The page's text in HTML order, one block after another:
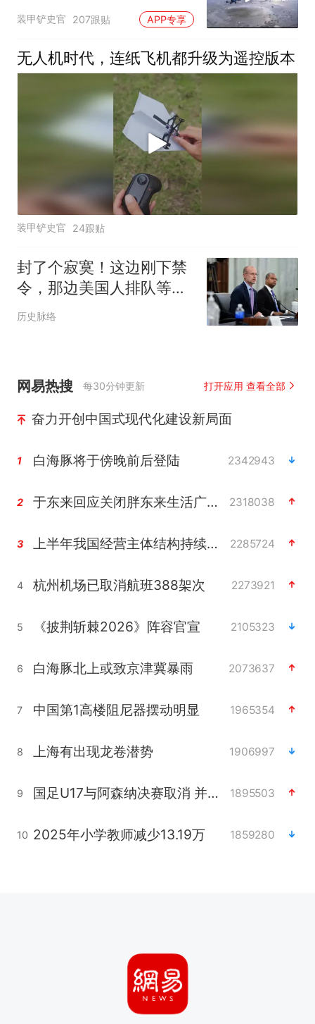
装甲铲史官 207跟贴 APP专享
无人机时代，连纸飞机都升级为遥控版本
装甲铲史官 24跟贴
封了个寂寞！这边刚下禁
令，那边美国人排队等着
买，这波操作看笑了
历史脉络
网易热搜 每30分钟更新 打开应用 查看全部
奋力开创中国式现代化建设新局面
1 白海豚将于傍晚前后登陆 2342943
2 于东来回应关闭胖东来生活广场店 2318038
3 上半年我国经营主体结构持续优化 2285724
4 杭州机场已取消航班388架次 2273921
5 《披荆斩棘2026》阵容官宣 2105323
6 白海豚北上或致京津冀暴雨 2073637
7 中国第1高楼阻尼器摆动明显 1965354
8 上海有出现龙卷潜势 1906997
9 国足U17与阿森纳决赛取消 并列冠军 1895503
10 2025年小学教师减少13.19万 1859280